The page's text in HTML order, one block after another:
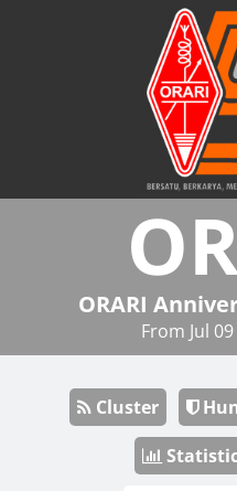
ORARI
From Jul
Cluster